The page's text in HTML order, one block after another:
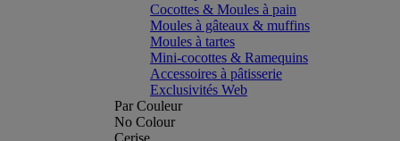
Cocottes & Moules à pain
Moules à gâteaux & muffins
Moules à tartes
Mini-cocottes & Ramequins
Accessoires à pâtisserie
Exclusivités Web
Par Couleur
No Colour
Cerise